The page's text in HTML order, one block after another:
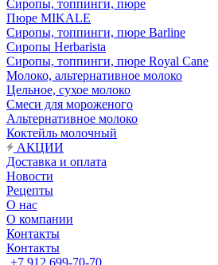
Сиропы, топпинги, пюре
Пюре MIKALE
Сиропы, топпинги, пюре Barline
Сиропы Herbarista
Сиропы, топпинги, пюре Royal Cane
Молоко, альтернативное молоко
Цельное, сухое молоко
Смеси для мороженого
Альтернативное молоко
Коктейль молочный
АКЦИИ
Доставка и оплата
Новости
Рецепты
О нас
О компании
Контакты
Контакты
+7 912 699-70-70